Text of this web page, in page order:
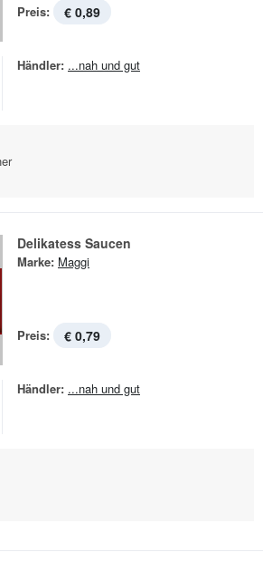
Preis: € 0,89
Händler: ...nah und gut
Delikatess Saucen
Marke: Maggi
Preis: € 0,79
Händler: ...nah und gut